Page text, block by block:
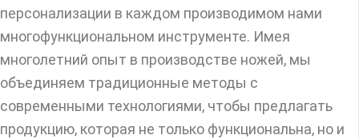
персонализации в каждом производимом нами
многофункциональном инструменте. Имея
многолетний опыт в производстве ножей, мы
объединяем традиционные методы с
современными технологиями, чтобы предлагать
продукцию, которая не только функциональна, но и